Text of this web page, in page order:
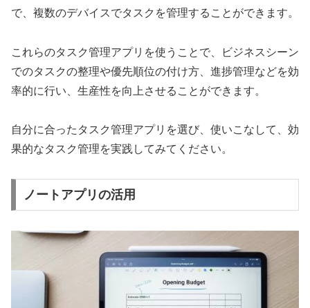
で、複数のデバイスでタスクを管理することができます。
これらのタスク管理アプリを使うことで、ビジネスシーン
でのタスクの整理や優先順位の付け方、進捗管理などを効
率的に行い、生産性を向上させることができます。
自分に合ったタスク管理アプリを選び、使いこなして、効
果的なタスク管理を実践してみてください。
ノートアプリの活用